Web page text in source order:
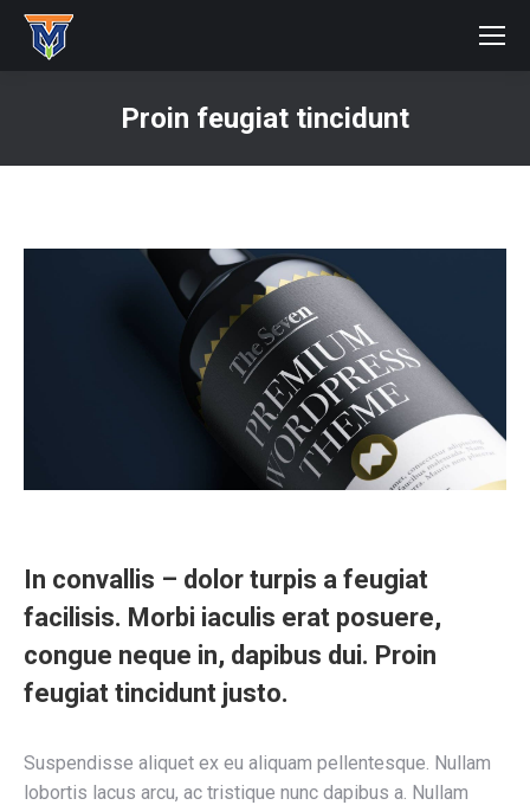
Proin feugiat tincidunt
In convallis – dolor turpis a feugiat
facilisis. Morbi iaculis erat posuere,
congue neque in, dapibus dui. Proin
feugiat tincidunt justo.
Suspendisse aliquet ex eu aliquam pellentesque. Nullam
lobortis lacus arcu, ac tristique nunc dapibus a. Nullam